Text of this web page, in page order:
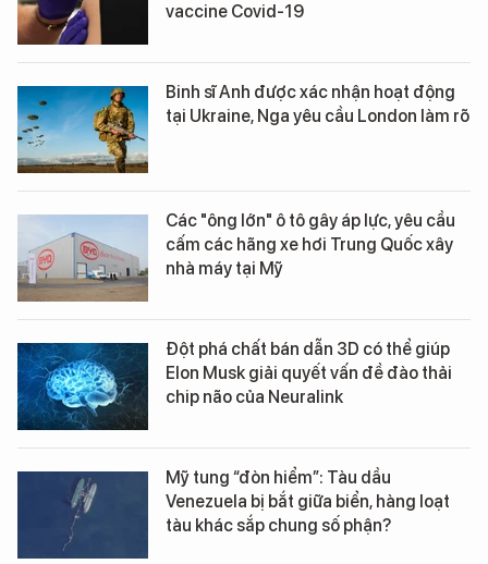
vaccine Covid-19
Binh sĩ Anh được xác nhận hoạt động
tại Ukraine, Nga yêu cầu London làm rõ
Các "ông lớn" ô tô gây áp lực, yêu cầu
cấm các hãng xe hơi Trung Quốc xây
nhà máy tại Mỹ
Đột phá chất bán dẫn 3D có thể giúp
Elon Musk giải quyết vấn đề đào thải
chip não của Neuralink
Mỹ tung “đòn hiểm”: Tàu dầu
Venezuela bị bắt giữa biển, hàng loạt
tàu khác sắp chung số phận?